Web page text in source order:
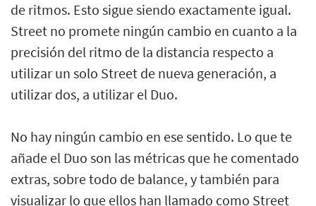
de ritmos. Esto sigue siendo exactamente igual.
Street no promete ningún cambio en cuanto a la
precisión del ritmo de la distancia respecto a
utilizar un solo Street de nueva generación, a
utilizar dos, a utilizar el Duo.
No hay ningún cambio en ese sentido. Lo que te
añade el Duo son las métricas que he comentado
extras, sobre todo de balance, y también para
visualizar lo que ellos han llamado como Street